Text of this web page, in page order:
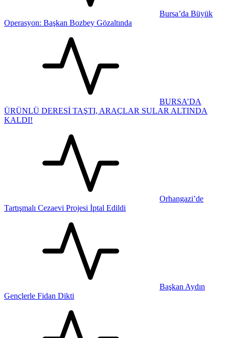
Bursa’da Büyük
Operasyon: Başkan Bozbey Gözaltında
BURSA’DA
ÜRÜNLÜ DERESİ TAŞTI, ARAÇLAR SULAR ALTINDA
KALDI!
Orhangazi’de
Tartışmalı Cezaevi Projesi İptal Edildi
Başkan Aydın
Gençlerle Fidan Dikti